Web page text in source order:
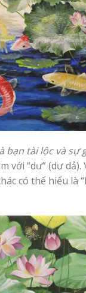
tài lộc và sự
với “dư” (dư
có thể hiểu là